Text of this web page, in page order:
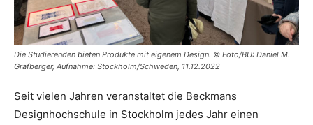
Die Studierenden bieten Produkte mit eigenem Design. © Foto/BU: Daniel M.
Grafberger, Aufnahme: Stockholm/Schweden, 11.12.2022
Seit vielen Jahren veranstaltet die Beckmans
Designhochschule in Stockholm jedes Jahr einen